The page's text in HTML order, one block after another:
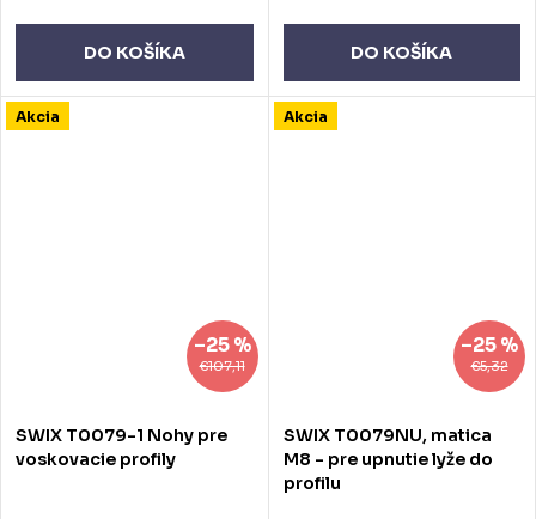
DO KOŠÍKA DO KOŠÍKA
Akcia
€107,11
–25 %
SWIX T0079-1 Nohy pre
voskovacie profily
Akcia
€5,32
–25 %
SWIX T0079NU, matica
M8 - pre upnutie lyže do
profilu